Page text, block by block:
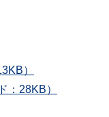
）
：28KB）